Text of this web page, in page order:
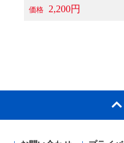
価格 2,200円